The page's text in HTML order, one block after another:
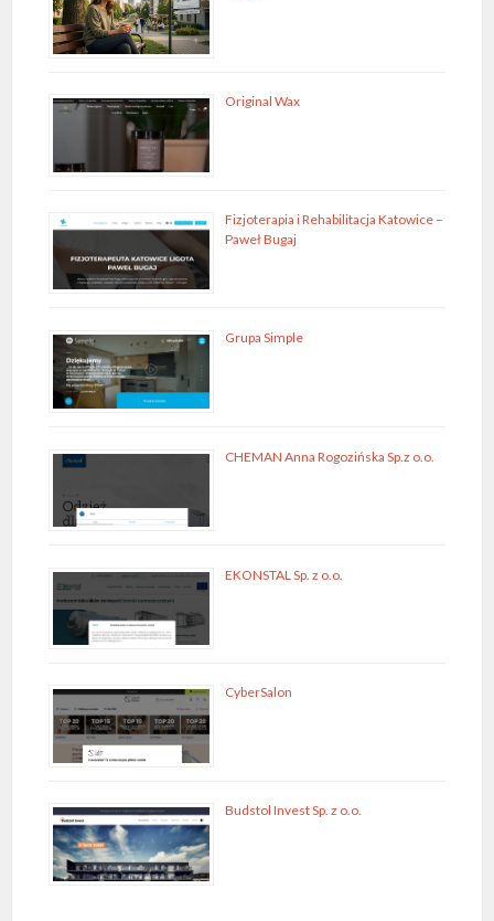
Original Wax
Fizjoterapia i Rehabilitacja Katowice –
Paweł Bugaj
Grupa Simple
CHEMAN Anna Rogozińska Sp.z o.o.
EKONSTAL Sp. z o.o.
CyberSalon
Budstol Invest Sp. z o.o.